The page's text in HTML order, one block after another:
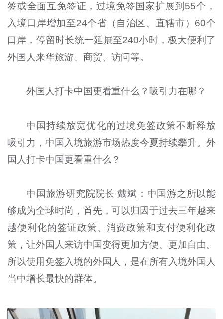
签或全面互免签证，过境免签国家扩展到55个，
入境口岸增加至24个省（自治区、直辖市）60个
口岸，停留时长统一延展至240小时，极大便利了
外国人来华旅游、商贸、访问等。
外国人打卡中国更看重什么？吸引力在哪？
中国持续放宽优化的过境免签政策不断释放
吸引力，中国入境旅游市场热度今夏持续攀升。外
国人打卡中国更看重什么？
中国旅游研究院院长 戴斌：中国游之所以能
够成为全球时尚，首先，可以归因于过去三年越来
越便利化的签证政策、消费政策和支付便利化政
策，让外国人来访中国变得更加方便、更加自由。
所以使用免签入境的外国人，是在所有入境外国人
当中增长最快的群体。